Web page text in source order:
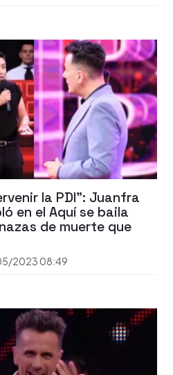
la PDI": Juanfra
en el Aquí se baila
de muerte que
2023 08:49